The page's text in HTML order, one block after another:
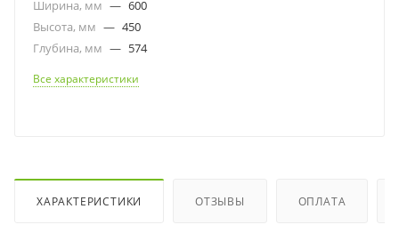
Ширина, мм — 600
Высота, мм — 450
Глубина, мм — 574
Все характеристики
ХАРАКТЕРИСТИКИ ОТЗЫВЫ ОПЛАТА